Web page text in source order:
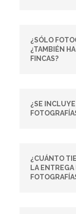
¿SÓLO
¿TAMBIÉN
FINCAS?
¿SE
¿CUÁNTO
LA ENTREGA